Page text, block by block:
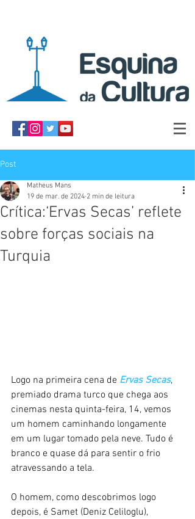
Post
Crítica:‘Ervas Secas’ reflete
sobre forças sociais na
Turquia
Matheus Mans
19 de mar. de 2024 2 min de leitura
Logo na primeira cena de Ervas Secas,
premiado drama turco que chega aos
cinemas nesta quinta-feira, 14, vemos
um homem caminhando longamente
em um lugar tomado pela neve. Tudo é
branco e quase dá para sentir o frio
atravessando a tela.
O homem, como descobrimos logo
depois, é Samet (Deniz Celiloglu),